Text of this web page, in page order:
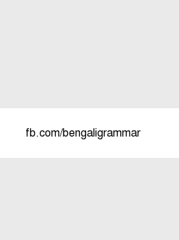
fb.com/bengaligrammar